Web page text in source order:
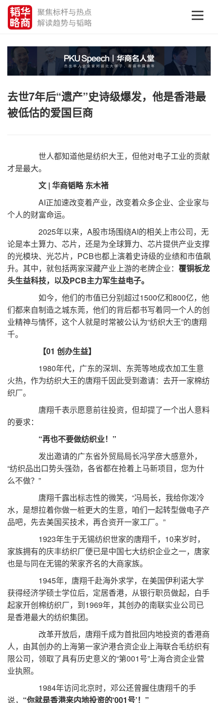
去世7年后“遗产”史诗级爆发，他是香港最
被低估的爱国巨商
世人都知道他是纺织大王，但他对电子工业的贡献
才是最大。
文 | 华商韬略 东木褚
AI正加速改变着产业，改变着众多企业、企业家与
个人的财富命运。
2025年以来，A股市场围绕AI的相关上市公司，无
论是本土算力、芯片，还是为全球算力、芯片提供产业支撑
的光模块、光芯片，PCB也都上演着史诗级的业绩和市值飙
升。其中，就包括两家深藏产业上游的老牌企业： 覆铜板龙
头生益科技，以及PCB主力军生益电子。
如今，他们的市值已分别超过1500亿和800亿，他
们都来自制造之城东莞，他们的背后都书写着同一个人的创
业精神与情怀，这个人就是时常被公认为“纺织大王”的唐翔
千。
【01 创办生益】
1980年代，广东的深圳、东莞等地成衣加工生意
火热，作为纺织大王的唐翔千因此受到邀请：去开一家棉纺
织厂。
唐翔千表示愿意前往投资，但却提了一个出人意料
的要求：
“再也不要做纺织业！”
发出邀请的广东省外贸局局长冯学彦大感意外，
“纺织品出口势头强劲，各省都在抢着上马新项目，您为什
么不做？”
唐翔千露出标志性的微笑，“冯局长，我给你泼冷
水，是想拉着你做一桩更大的生意，咱们一起转型做电子产
品吧，先去美国买技术，再合资开一家工厂。”
1923年生于无锡纺织世家的唐翔千，10来岁时，
家族拥有的庆丰纺织厂便已是中国七大纺织企业之一，唐家
也是与同在无锡的荣家齐名的大商家族。
1945年，唐翔千赴海外求学，在美国伊利诺大学
获得经济学硕士学位后，定居香港，从银行职员做起，白手
起家开创棉纺织厂，到1969年，其创办的南联实业公司已
是香港最大的纺织集团。
改革开放后，唐翔千成为首批回内地投资的香港商
人，由其创办的上海第一家沪港合资企业上海联合毛纺织有
限公司，领取了具有历史意义的“第001号”上海合资企业营
业执照。
1984年访问北京时，邓公还曾握住唐翔千的手
说， “你就是香港来内地投资的‘001号’！”